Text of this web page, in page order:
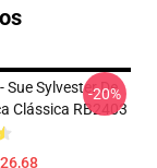
Sue Sylvester De
Clássica RB2403
-20%